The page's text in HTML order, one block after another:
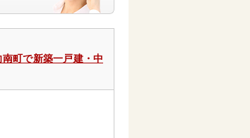
町で新築一戸建・中